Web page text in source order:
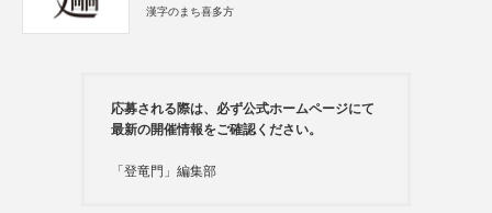
漢字のまち喜多方
応募される際は、必ず公式ホームページにて
最新の開催情報をご確認ください。
「登竜門」編集部